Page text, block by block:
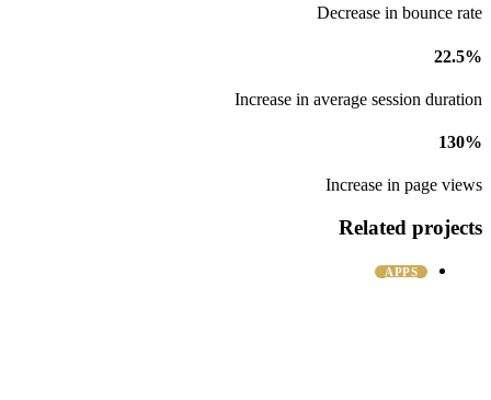
Decrease in bounce rate
22.5%
Increase in average session duration
130%
Increase in page views
Related projects
APPS